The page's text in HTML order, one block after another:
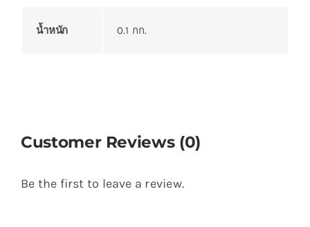
น้ำหนัก 0.1 กก.
Customer Reviews (0)
Be the first to leave a review.